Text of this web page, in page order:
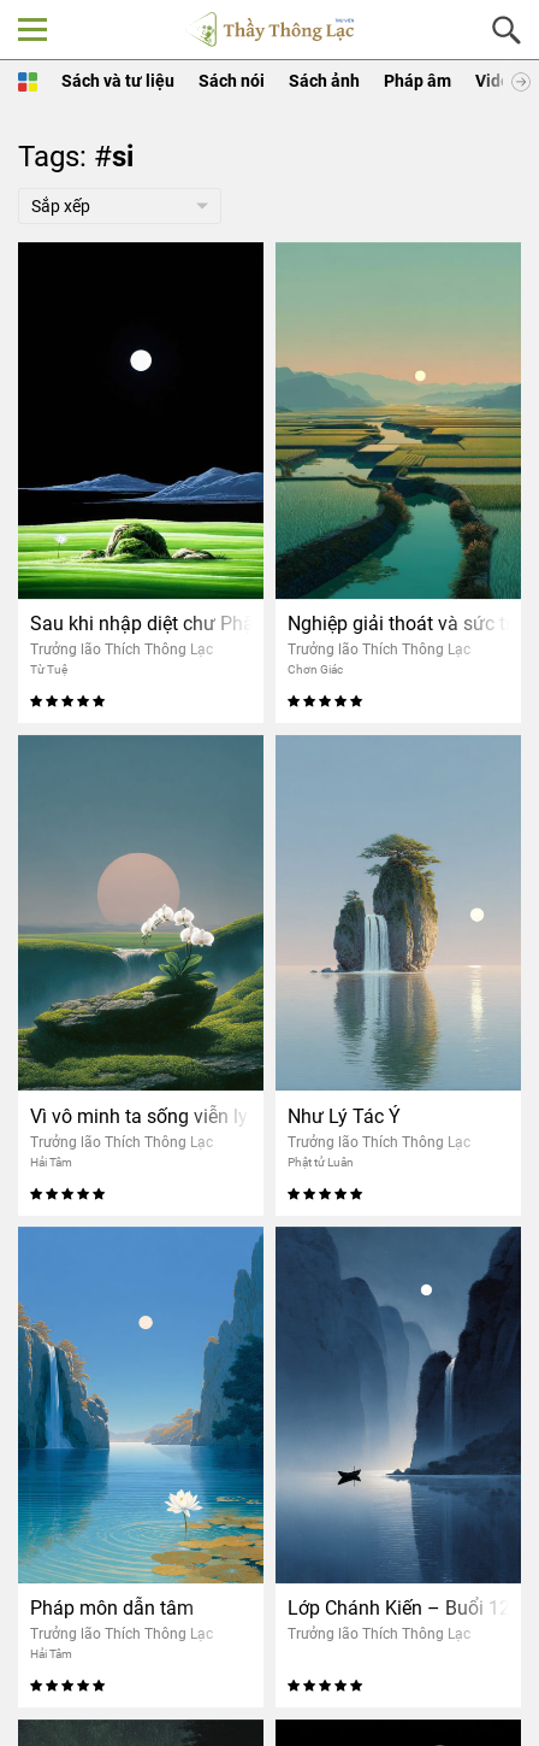
Sách và tư liệu Sách nói Sách ảnh Pháp âm Video
Tags: #si
Sau khi nhập diệt chư Phật còn trở lại thế gian không?
Trưởng lão Thích Thông Lạc
Từ Tuệ
Nghiệp giải thoát và sức tỉnh
Trưởng lão Thích Thông Lạc
Chơn Giác
Vì vô minh ta sống viễn ly
Trưởng lão Thích Thông Lạc
Hải Tâm
Như Lý Tác Ý
Trưởng lão Thích Thông Lạc
Phật tử Luân
Pháp môn dẫn tâm
Trưởng lão Thích Thông Lạc
Hải Tâm
Lớp Chánh Kiến – Buổi 12:
Trưởng lão Thích Thông Lạc